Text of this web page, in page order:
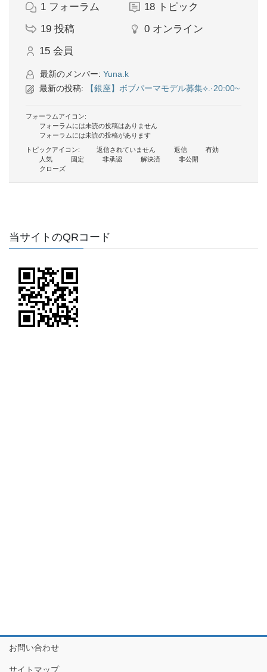
1 フォーラム 18
トピック
19 投稿 0 オンライン
15 会員
最新のメンバー: Yuna.k
最新の投稿:
【銀座】ボブパーマモデル募集⟡.·20:00~
フォーラムアイコン:
フォーラムには未読の投稿はありません
フォーラムには未読の投稿があります
トピックアイコン:
返信されていません 返信
有効
人気
固定 非承認 解決済
非公開
クローズ
当サイトのQRコード
お問い合わせ
サイトマップ